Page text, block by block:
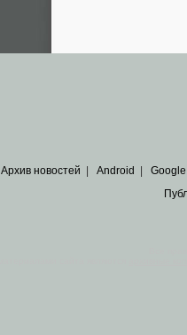
Архив новостей | Android | Google